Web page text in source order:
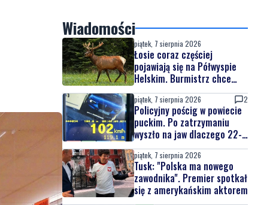
Wiadomości
piątek, 7 sierpnia 2026
Łosie coraz częściej
pojawiają się na Półwyspie
Helskim. Burmistrz chce
nowych znaków drogowych
piątek, 7 sierpnia 2026 2
Policyjny pościg w powiecie
puckim. Po zatrzymaniu
wyszło na jaw dlaczego 22-
latek uciekał
piątek, 7 sierpnia 2026
Tusk: "Polska ma nowego
zawodnika". Premier spotkał
się z amerykańskim aktorem